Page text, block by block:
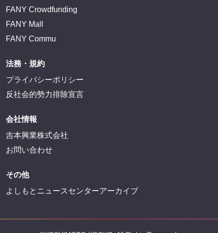
FANY Crowdfunding
FANY Mall
FANY Commu
法務・規約
プライバシーポリシー
反社会的勢力排除宣言
会社情報
吉本興業株式会社
お問い合わせ
その他
よしもとニュースセンターアーカイブ